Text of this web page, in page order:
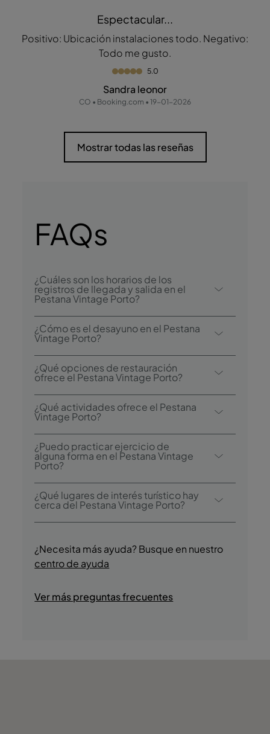
Espectacular...
Positivo: Ubicación instalaciones todo. Negativo:
Todo me gusto.
5.0
Sandra leonor
CO • Booking.com • 19-01-2026
Mostrar todas las reseñas
FAQs
¿Cuáles son los horarios de los
registros de llegada y salida en el
Pestana Vintage Porto?
El registro de llegada en el Pestana Vintage
Porto comienza a las 15:00, y el registro de
salida es hasta las 12:00.
¿Cómo es el desayuno en el Pestana
Vintage Porto?
Entre las opciones de desayuno se
encuentra el bufé.
¿Qué opciones de restauración
ofrece el Pestana Vintage Porto?
El Pestana Vintage Porto dispone de un
restaurante: RIB - Porto. El hotel también
cuenta con un bar: Bistro & Bar Heritage.
¿Qué actividades ofrece el Pestana
Vintage Porto?
El Pestana Vintage Porto ofrece las
siguientes actividades/servicios (algunos
tienen un coste adicional):
- Centro Wellness
- Alquiler de bicicletas
- Tours culturales guiados
- Visitas a Caves de Vinho
- Cruceros por el río
- Tiendas
¿Puedo practicar ejercicio de
alguna forma en el Pestana Vintage
Porto?
Sí, los huéspedes disponen de un servicio
de alquiler de bicicletas durante su
estancia.
¿Qué lugares de interés turístico hay
cerca del Pestana Vintage Porto?
encuentra el Puente de Dom Luís I, Fado na
Baixa y Cais da Ribeira.
¿Necesita más ayuda? Busque en nuestro
centro de ayuda
Ver más preguntas frecuentes